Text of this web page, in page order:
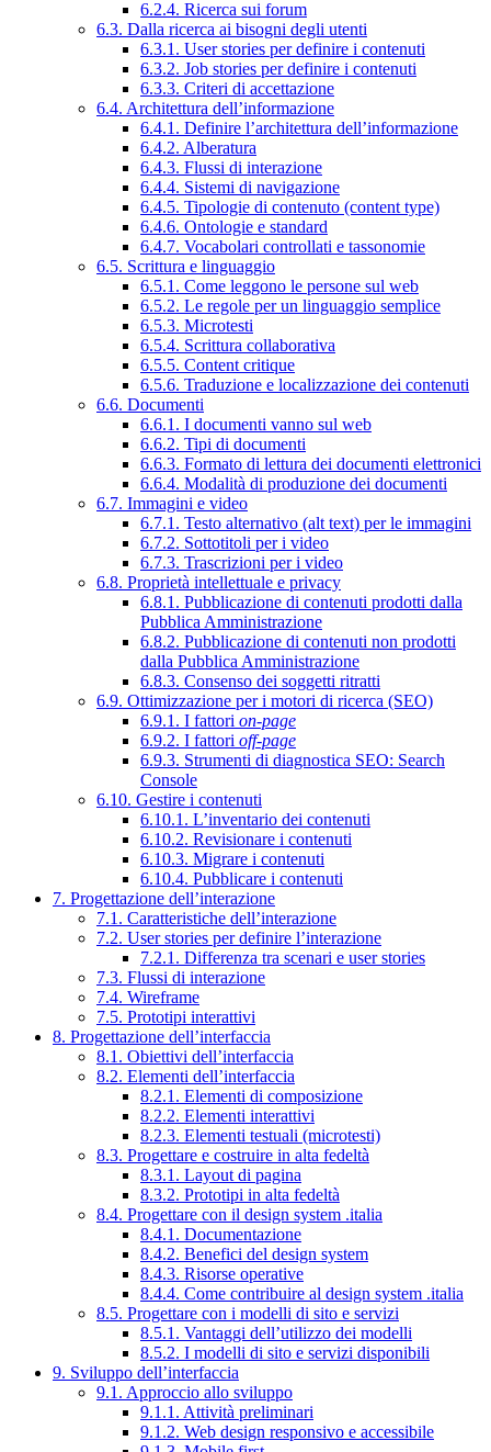
6.2.4. Ricerca sui forum
6.3. Dalla ricerca ai bisogni degli utenti
6.3.1. User stories per definire i contenuti
6.3.2. Job stories per definire i contenuti
6.3.3. Criteri di accettazione
6.4. Architettura dell’informazione
6.4.1. Definire l’architettura dell’informazione
6.4.2. Alberatura
6.4.3. Flussi di interazione
6.4.4. Sistemi di navigazione
6.4.5. Tipologie di contenuto (content type)
6.4.6. Ontologie e standard
6.4.7. Vocabolari controllati e tassonomie
6.5. Scrittura e linguaggio
6.5.1. Come leggono le persone sul web
6.5.2. Le regole per un linguaggio semplice
6.5.3. Microtesti
6.5.4. Scrittura collaborativa
6.5.5. Content critique
6.5.6. Traduzione e localizzazione dei contenuti
6.6. Documenti
6.6.1. I documenti vanno sul web
6.6.2. Tipi di documenti
6.6.3. Formato di lettura dei documenti elettronici
6.6.4. Modalità di produzione dei documenti
6.7. Immagini e video
6.7.1. Testo alternativo (alt text) per le immagini
6.7.2. Sottotitoli per i video
6.7.3. Trascrizioni per i video
6.8. Proprietà intellettuale e privacy
6.8.1. Pubblicazione di contenuti prodotti dalla
Pubblica Amministrazione
6.8.2. Pubblicazione di contenuti non prodotti
dalla Pubblica Amministrazione
6.8.3. Consenso dei soggetti ritratti
6.9. Ottimizzazione per i motori di ricerca (SEO)
6.9.1. I fattori on-page
6.9.2. I fattori off-page
6.9.3. Strumenti di diagnostica SEO: Search
Console
6.10. Gestire i contenuti
6.10.1. L’inventario dei contenuti
6.10.2. Revisionare i contenuti
6.10.3. Migrare i contenuti
6.10.4. Pubblicare i contenuti
7. Progettazione dell’interazione
7.1. Caratteristiche dell’interazione
7.2. User stories per definire l’interazione
7.2.1. Differenza tra scenari e user stories
7.3. Flussi di interazione
7.4. Wireframe
7.5. Prototipi interattivi
8. Progettazione dell’interfaccia
8.1. Obiettivi dell’interfaccia
8.2. Elementi dell’interfaccia
8.2.1. Elementi di composizione
8.2.2. Elementi interattivi
8.2.3. Elementi testuali (microtesti)
8.3. Progettare e costruire in alta fedeltà
8.3.1. Layout di pagina
8.3.2. Prototipi in alta fedeltà
8.4. Progettare con il design system .italia
8.4.1. Documentazione
8.4.2. Benefici del design system
8.4.3. Risorse operative
8.4.4. Come contribuire al design system .italia
8.5. Progettare con i modelli di sito e servizi
8.5.1. Vantaggi dell’utilizzo dei modelli
8.5.2. I modelli di sito e servizi disponibili
9. Sviluppo dell’interfaccia
9.1. Approccio allo sviluppo
9.1.1. Attività preliminari
9.1.2. Web design responsivo e accessibile